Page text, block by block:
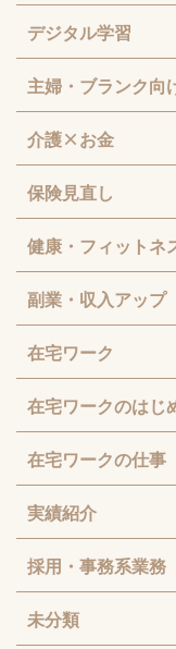
デジタル学習
主婦・ブランク向
介護×お金
保険見直し
健康・フィットネ
副業・収入アップ
在宅ワーク
在宅ワークのはじ
在宅ワークの仕事
実績紹介
採用・事務系業務
未分類